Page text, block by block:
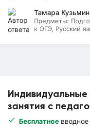
занятия с
Бесплатное вводное
Тамара
Предметы:
к ОГЭ, Русский